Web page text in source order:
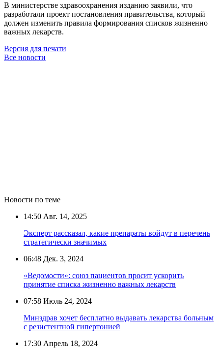
В министерстве здравоохранения изданию заявили, что
разработали проект постановления правительства, который
должен изменить правила формирования списков жизненно
важных лекарств.
Версия для печати
Все новости
Новости по теме
14:50 Авг. 14, 2025
Эксперт рассказал, какие препараты войдут в перечень
стратегически значимых
06:48 Дек. 3, 2024
«Ведомости»: союз пациентов просит ускорить
принятие списка жизненно важных лекарств
07:58 Июль 24, 2024
Минздрав хочет бесплатно выдавать лекарства больным
с резистентной гипертонией
17:30 Апрель 18, 2024